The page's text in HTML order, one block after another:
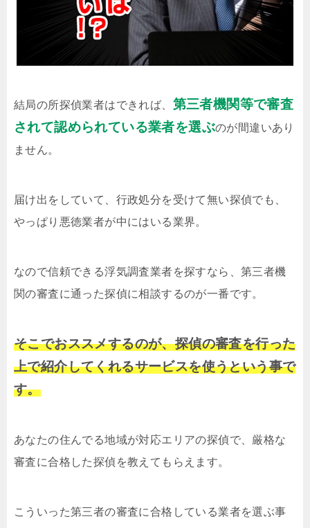
結局の所探偵業者はできれば、 第三者機関等で審査
されて認められている業者を選ぶのが間違いあり
ません。
届け出をしていて、行政処分を受けて無い探偵でも、
やっぱり悪徳業者が中にはいる業界。
なので信頼できる浮気調査業者を探すなら、第三者機
関の審査に通った探偵に相談するのが一番です。
そこでおススメするのが、探偵の審査を行った
上で紹介してくれるサービスを使うという事で
す。
あなたの住んでる地域が対応エリアの探偵で、厳格な
審査に合格した探偵を教えてもらえます。
こういった第三者の審査に合格している業者を選ぶ事